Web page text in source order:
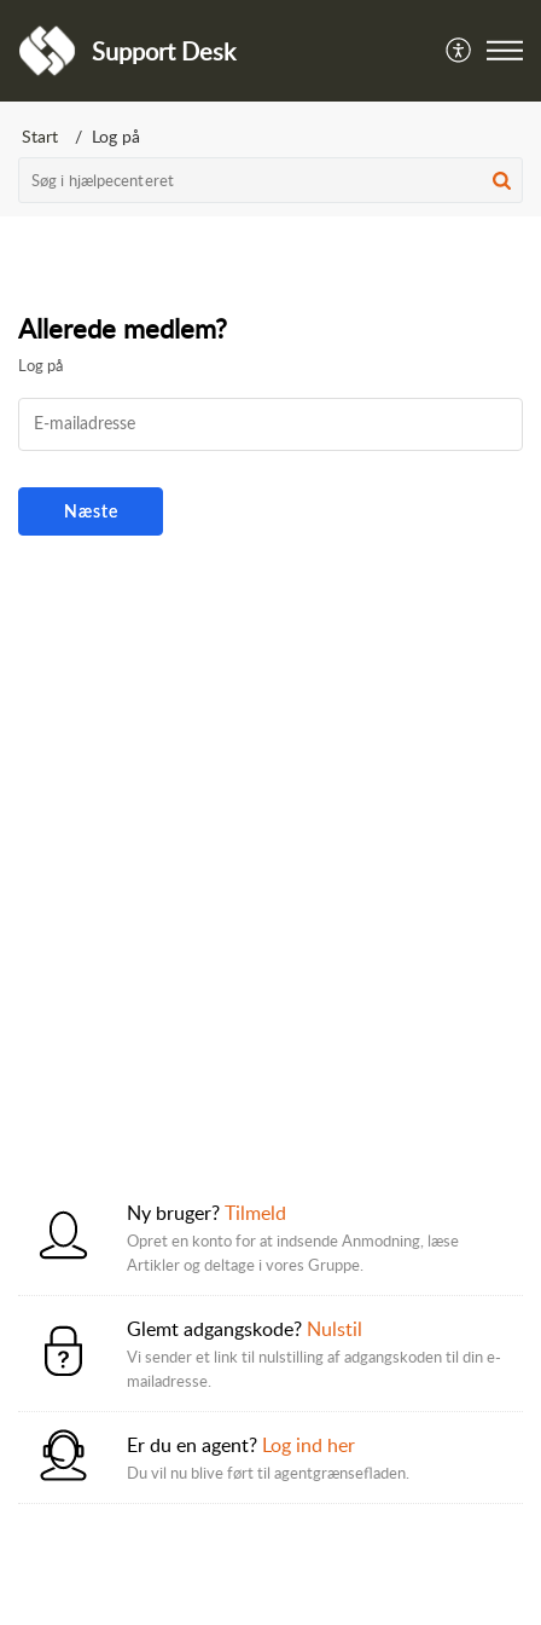
Support Desk
Start Log på
Allerede medlem?
Log på
Ny bruger?Tilmeld
Opret en konto for at indsende Anmodning, læse
Artikler og deltage i vores Gruppe.
Glemt adgangskode? Nulstil
Vi sender et link til nulstilling af adgangskoden til din e-
mailadresse.
Er du en agent? Log ind her
Du vil nu blive ført til agentgrænsefladen.